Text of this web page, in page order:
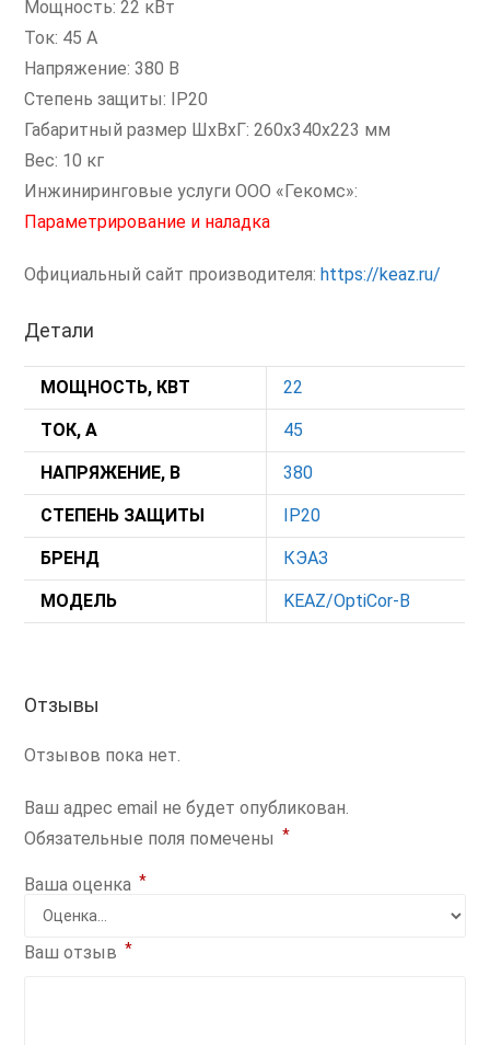
Мощность: 22 кВт
Ток: 45 А
Напряжение: 380 В
Степень защиты: IP20
Габаритный размер ШхВхГ: 260x340x223 мм
Вес: 10 кг
Инжиниринговые услуги ООО «Гекомс»:
Параметрирование и наладка
Официальный сайт производителя:https://keaz.ru/
Детали
МОЩНОСТЬ, КВТ 22
ТОК, А 45
НАПРЯЖЕНИЕ, В 380
СТЕПЕНЬ ЗАЩИТЫ IP20
БРЕНД КЭАЗ
МОДЕЛЬ KEAZ/OptiCor-B
Отзывы
Отзывов пока нет.
Ваш адрес email не будет опубликован.
Обязательные поля помечены *
Ваша оценка *
Ваш отзыв *